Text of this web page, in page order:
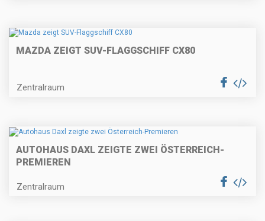
MAZDA ZEIGT SUV-FLAGGSCHIFF CX80
Zentralraum
AUTOHAUS DAXL ZEIGTE ZWEI ÖSTERREICH-
PREMIEREN
Zentralraum